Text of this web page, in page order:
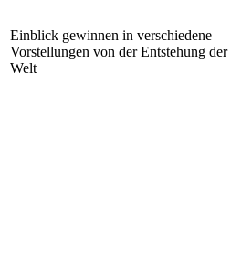
Einblick gewinnen in verschiedene
Vorstellungen von der Entstehung der
Welt